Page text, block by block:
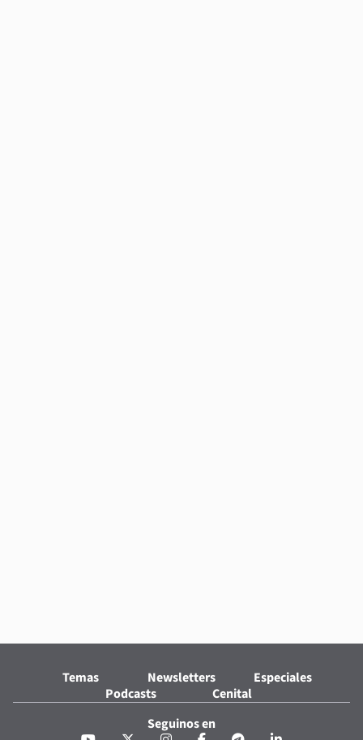
Temas Newsletters
Especiales
Podcasts
Cenital
Seguinos en